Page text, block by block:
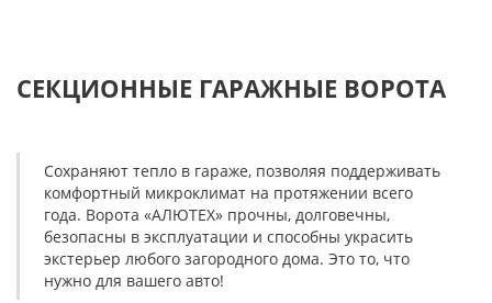
СЕКЦИОННЫЕ ГАРАЖНЫЕ ВОРОТА
Сохраняют тепло в гараже, позволяя поддерживать
комфортный микроклимат на протяжении всего
года. Ворота «АЛЮТЕХ» прочны, долговечны,
безопасны в эксплуатации и способны украсить
экстерьер любого загородного дома. Это то, что
нужно для вашего авто!